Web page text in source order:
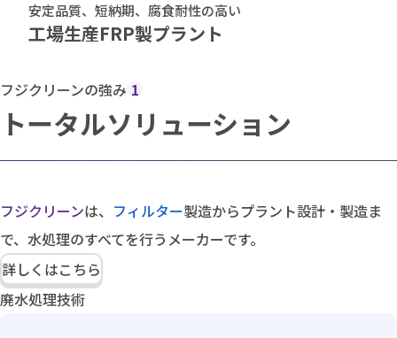
安定品質、短納期、腐食耐性の高い
工場生産FRP製プラント
フジクリーンの強み 1
トータルソリューション
フジクリーンは、 フィルター製造からプラント設計・製造ま
で、水処理のすべてを行うメーカーです。
詳しくはこちら
廃水処理技術